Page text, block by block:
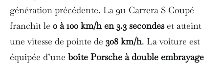
génération précédente. La 911 Carrera S Coupé
franchit le 0 à 100 km/h en 3.3 secondeset atteint
une vitesse de pointe de 308 km/h. La voiture est
équipée d’une boîte Porsche à double embrayage